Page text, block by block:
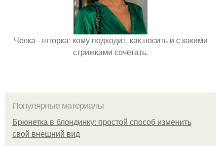
Челка - шторка: кому подходит, как носить и с какими
стрижками сочетать.
Популярные материалы
Брюнетка в блондинку: простой способ изменить
свой внешний вид